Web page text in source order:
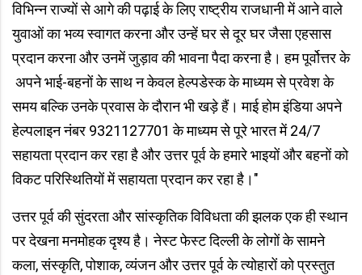
विभिन्न राज्यों से आगे की पढ़ाई के लिए राष्ट्रीय राजधानी में आने वाले
युवाओं का भव्य स्वागत करना और उन्हें घर से दूर घर जैसा एहसास
प्रदान करना और उनमें जुड़ाव की भावना पैदा करना है। हम पूर्वोत्तर के
अपने भाई-बहनों के साथ न केवल हेल्पडेस्क के माध्यम से प्रवेश के
समय बल्कि उनके प्रवास के दौरान भी खड़े हैं। माई होम इंडिया अपने
हेल्पलाइन नंबर 9321127701 के माध्यम से पूरे भारत में 24/7
सहायता प्रदान कर रहा है और उत्तर पूर्व के हमारे भाइयों और बहनों को
विकट परिस्थितियों में सहायता प्रदान कर रहा है।"
उत्तर पूर्व की सुंदरता और सांस्कृतिक विविधता की झलक एक ही स्थान
पर देखना मनमोहक दृश्य है। नेस्ट फेस्ट दिल्ली के लोगों के सामने
कला, संस्कृति, पोशाक, व्यंजन और उत्तर पूर्व के त्योहारों को प्रस्तुत